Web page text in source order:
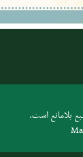
بلامانع است.